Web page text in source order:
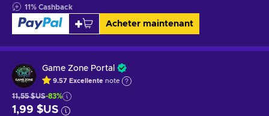
11% Cashback
Acheter maintenant
Game Zone Portal
9.57 Excellente note
11,55 $US-83%
1,99 $US